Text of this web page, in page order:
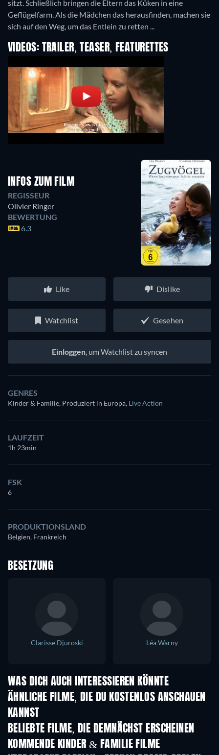
sitzt. Schließlich bringen die Eltern das Küken in eine
Geflügelfarm. Als die Mädchen das herausfinden, machen sie
sich auf den Weg, um das Entlein zu retten ...
VIDEOS: TRAILER, TEASER, FEATURETTES
INFOS ZUM FILM
REGISSEUR
Olivier Ringer
BEWERTUNG
6.3
Like Dislike
Watchlist Gesehen
Einloggen, um Watchlist zu syncen
GENRES
Kinder & Familie, Produziert in Europa, Live Action
LAUFZEIT
1h 23min
FSK
6
PRODUKTIONSLAND
Belgien, Frankreich
BESETZUNG
Clarisse Djuroski Léa Warny
WAS DICH AUCH INTERESSIEREN KÖNNTE
ÄHNLICHE FILME, DIE DU KOSTENLOS ANSCHAUEN
KANNST
BELIEBTE FILME, DIE DEMNÄCHST ERSCHEINEN
KOMMENDE KINDER & FAMILIE FILME